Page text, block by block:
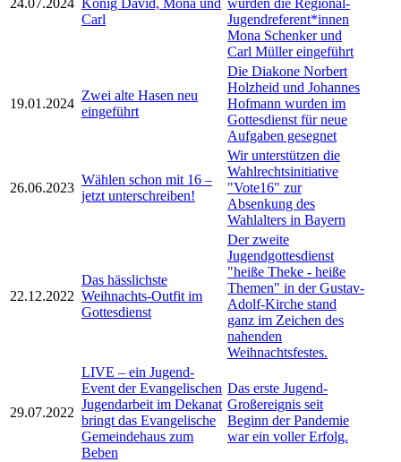
24.07.2024 König David, Mona und
Carl
wurden die Regional-
Jugendreferent*innen
Mona Schenker und
Carl Müller eingeführt
19.01.2024
Zwei alte Hasen neu
eingeführt
Die Diakone Norbert
Holzheid und Johannes
Hofmann wurden im
Gottesdienst für neue
Aufgaben gesegnet
26.06.2023
Wählen schon mit 16 –
jetzt unterschreiben!
Wir unterstützen die
Wahlrechtsinitiative
"Vote16" zur
Absenkung des
Wahlalters in Bayern
22.12.2022
Das hässlichste
Weihnachts-Outfit im
Gottesdienst
Der zweite
Jugendgottesdienst
"heiße Theke - heiße
Themen" in der Gustav-
Adolf-Kirche stand
ganz im Zeichen des
nahenden
Weihnachtsfestes.
29.07.2022
LIVE – ein Jugend-
Event der Evangelischen
Jugendarbeit im Dekanat
bringt das Evangelische
Gemeindehaus zum
Beben
Das erste Jugend-
Großereignis seit
Beginn der Pandemie
war ein voller Erfolg.